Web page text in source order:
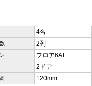
4名
2列
フロア6AT
2ドア
120mm